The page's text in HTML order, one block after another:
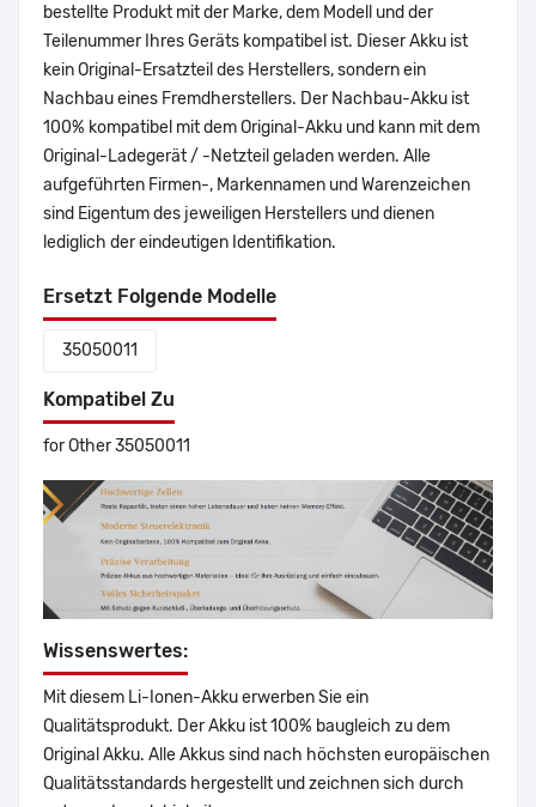
bestellte Produkt mit der Marke, dem Modell und der
Teilenummer Ihres Geräts kompatibel ist. Dieser Akku ist
kein Original-Ersatzteil des Herstellers, sondern ein
Nachbau eines Fremdherstellers. Der Nachbau-Akku ist
100% kompatibel mit dem Original-Akku und kann mit dem
Original-Ladegerät / -Netzteil geladen werden. Alle
aufgeführten Firmen-, Markennamen und Warenzeichen
sind Eigentum des jeweiligen Herstellers und dienen
lediglich der eindeutigen Identifikation.
Ersetzt Folgende Modelle
35050011
Kompatibel Zu
for Other 35050011
Wissenswertes:
Mit diesem Li-Ionen-Akku erwerben Sie ein
Qualitätsprodukt. Der Akku ist 100% baugleich zu dem
Original Akku. Alle Akkus sind nach höchsten europäischen
Qualitätsstandards hergestellt und zeichnen sich durch